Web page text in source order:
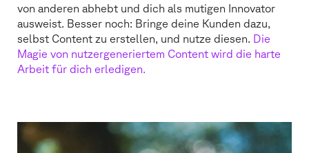
von anderen abhebt und dich als mutigen Innovator
ausweist. Besser noch: Bringe deine Kunden dazu,
selbst Content zu erstellen, und nutze diesen. Die
Magie von nutzergeneriertem Content wird die harte
Arbeit für dich erledigen.